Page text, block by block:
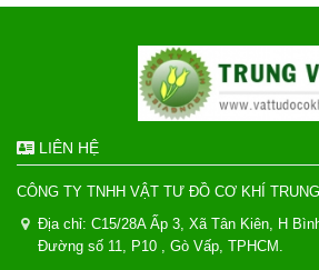
LIÊN HỆ
CÔNG TY TNHH VẬT TƯ ĐỒ CƠ KHÍ
Địa chỉ: C15/28A Ấp 3, Xã Tân Kiên, H
Đường số 11, P10 , Gò Vấp, TPHCM.